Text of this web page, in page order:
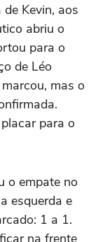
Kevin, aos
abriu o
para o
de Léo
mas o
para o
o empate no
esquerda e
1 a 1.
na frente